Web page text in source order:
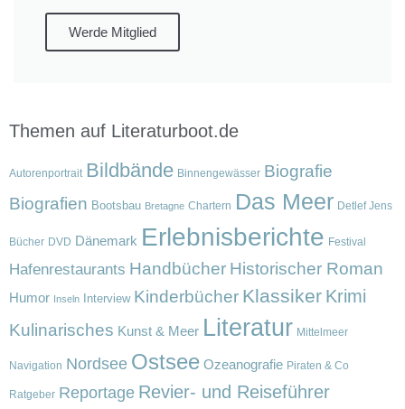
Werde Mitglied
Themen auf Literaturboot.de
Autorenportrait Bildbände Binnengewässer Biografie
Biografien Bootsbau Bretagne Chartern Das Meer Detlef Jens
Bücher DVD Dänemark Erlebnisberichte Festival
Hafenrestaurants Handbücher Historischer Roman
Humor Inseln Interview Kinderbücher Klassiker Krimi
Kulinarisches Kunst & Meer Literatur Mittelmeer
Navigation Nordsee Ostsee Ozeanografie Piraten & Co
Ratgeber Reportage Revier- und Reiseführer